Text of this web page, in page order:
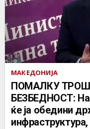
МАКЕДОНИЈА
ПОМАЛКУ
БЕЗБЕДНОСТ:
ќе ја обедини